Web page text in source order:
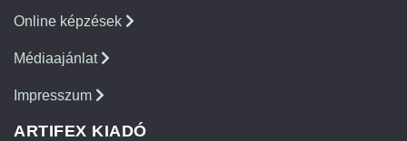
Online képzések
Médiaajánlat
Impresszum
ARTIFEX KIADÓ